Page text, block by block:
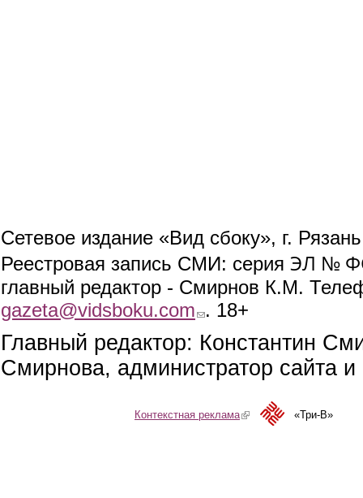
Сетевое издание «Вид сбоку», г.
Реестровая запись СМИ: серия ЭЛ №
главный редактор - Смирнов К.М.
gazeta@vidsboku.com (link sends e-mail)
. 18+
Главный редактор: Константин
Смирнова, администратор сайта
Контекстная реклама(link is external)«Три-В»